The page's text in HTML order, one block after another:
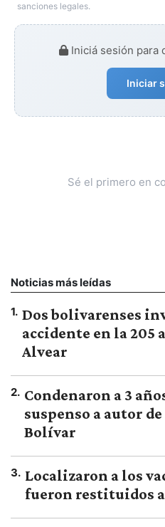
sanciones legales.
Iniciá sesión para
Iniciar
Sé el primero en
Noticias más leídas
1. Dos bolivarenses
accidente en la 205
Alvear
2. Condenaron a 3
suspenso a autor
Bolívar
3. Localizaron a los
fueron restituidos